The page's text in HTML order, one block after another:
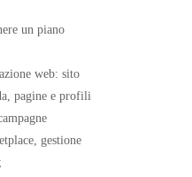
un piano
web: sito
pagine e profili
gestione